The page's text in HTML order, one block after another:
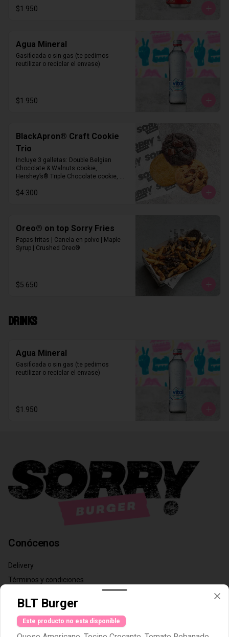
$1.950
Agua Mineral
Gasificada o sin gas (te pedimos
reutilizar o reciclar el envase)
$1.950
BlackApron® Craft Cookie
Trio
Incluye 3 galletas: Double Belgian
Chocolate & Walnuts cookie,
Hershey’s® Triple Chocolate cookie,
$4.300
Oreo® on top Sorry Fries
Papas fritas | Canela en polvo | Maple
Syrup | Crushed Oreo®
$5.650
DRINKS
Agua Mineral
Gasificada o sin gas (te pedimos
reutilizar o reciclar el envase)
$1.950
Conócenos
Delivery
Términos y condiciones
Redes sociales
BLT Burger
Este producto no esta disponible